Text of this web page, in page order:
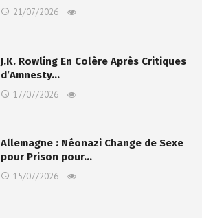
21/07/2026
J.K. Rowling En Colère Après Critiques
d’Amnesty…
17/07/2026
Allemagne : Néonazi Change de Sexe
pour Prison pour…
15/07/2026